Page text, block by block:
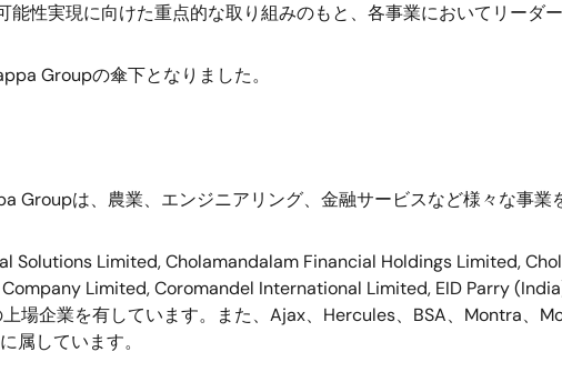
性実現に向けた重点的な取り組みのもと、各事業においてリーダ
Groupの傘下となりました。
Groupは、農業、エンジニアリング、金融サービスなど様々な事業
Solutions Limited, Cholamandalam Financial Holdings Limited,
Limited, Coromandel International Limited, EID Parry
場企業を有しています。また、 Ajax、 Hercules、 BSA、 Montra、
に属しています。